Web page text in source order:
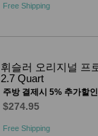
Free Shipping
휘슬러 오리지널 프
2.7 Quart
주방 결제시 5% 추가할인
$274.95
Free Shipping